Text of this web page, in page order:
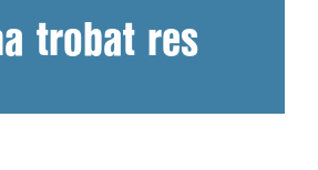
trobat res